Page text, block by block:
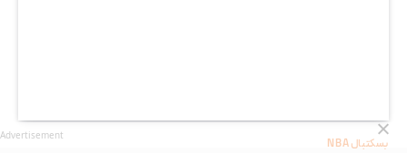
بسکتبال NBA
Advertisement